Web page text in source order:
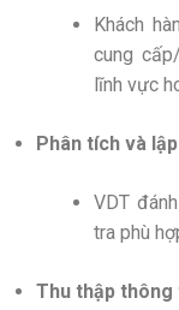
Khách
cung
lĩnh vực
Phân tích và
VDT
tra phù
Thu thập thông